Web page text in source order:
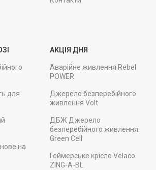
для
на
АКЦІЯ ДНЯ
Аварійне живлення Rebel
POWER
Джерело безперебійного
живлення Volt
ДБЖ Джерело
безперебійного живлення
Green Cell
Геймерське крісло Velaco
ZING-A-BL